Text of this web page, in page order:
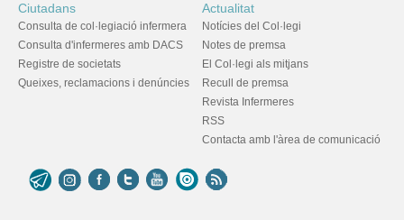
Ciutadans
Consulta de col·legiació infermera
Consulta d'infermeres amb DACS
Registre de societats
Queixes, reclamacions i denúncies
Actualitat
Notícies del Col·legi
Notes de premsa
El Col·legi als mitjans
Recull de premsa
Revista Infermeres
RSS
Contacta amb l'àrea de comunicació